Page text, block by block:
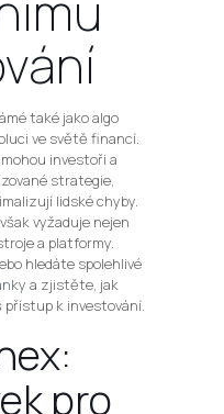
také jako algo
ve světě financí.
investoři a
strategie,
lidské chyby.
vyžaduje nejen
a platformy.
hledáte spolehlivé
a zjistěte, jak
k investování.
pro